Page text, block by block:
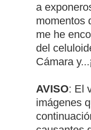
a
momentos
me he
del
Cámara y...
AVISO: El
imágenes